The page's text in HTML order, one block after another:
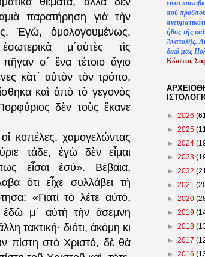
παρατήρηση γιὰ τὴν
Ἐγώ, ὁμολογουμένως,
μ΄αὐτὲς τὶς
σ΄ ἕνα τέτοιο ἅγιο
κὰτ΄ αὐτὸν τὸν τρόπο,
καὶ ἀπὸ τὸ γεγονὸς
δὲν τοὺς ἔκανε
κοπέλες, χαμογελώντας
τάδε, ἐγὼ δὲν εἶμαι
εἶσαι ἐσύ». Βέβαια,
ὅτι εἶχε συλλάβει τὴ
«Γιατί τὸ λέτε αὐτό,
ἐδῶ μ΄ αὐτὴ τὴν ἄσεμνη
τακτική· διότι, ἀκόμη κι
πίστη στὸ Χριστό, δὲ θὰ
εἶναι
ποὺ
ἦθος τῆς
Ἀνατολῆς. Α
δικό μας
Κώστας
► 2026
► 2025
► 2024
► 2023
► 2022
► 2021
► 2020
► 2019
► 2018
► 2017
► 2016